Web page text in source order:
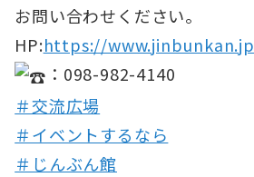
お問い合わせください。
HP:https://www.jinbunkan.jp
：098-982-4140
＃交流広場
＃イベントするなら
＃じんぶん館